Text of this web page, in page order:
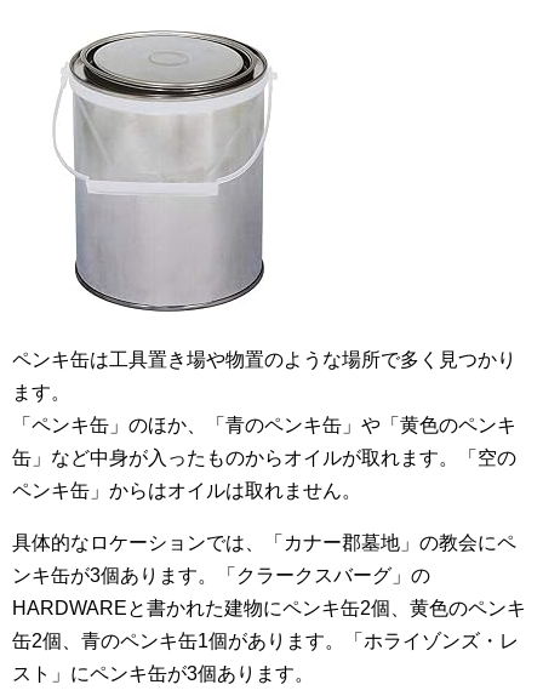
ペンキ缶は工具置き場や物置のような場所で多く見つかり
ます。
「ペンキ缶」のほか、「青のペンキ缶」や「黄色のペンキ
缶」など中身が入ったものからオイルが取れます。「空の
ペンキ缶」からはオイルは取れません。
具体的なロケーションでは、「カナー郡墓地」の教会にペ
ンキ缶が3個あります。「クラークスバーグ」の
HARDWAREと書かれた建物にペンキ缶2個、黄色のペンキ
缶2個、青のペンキ缶1個があります。「ホライゾンズ・レ
スト」にペンキ缶が3個あります。